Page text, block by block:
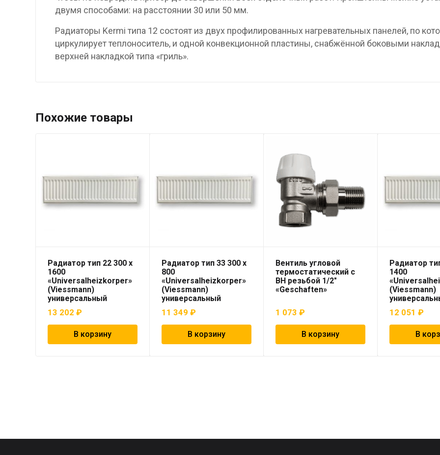
двумя способами: на расстоянии 30 или 50 мм.
Радиаторы Kermi типа 12 состоят из двух профилированных нагревательных панелей, по
циркулирует теплоноситель, и одной конвекционной пластины, снабжённой боковыми
верхней накладкой типа «гриль».
Похожие товары
Радиатор тип 22 300 x
1600
«Universalheizkorper»
(Viessmann)
универсальный
13 202 ₽
В корзину
Радиатор тип 33 300 x
800
«Universalheizkorper»
(Viessmann)
универсальный
11 349₽
В корзину
Вентиль угловой
термостатический с
ВН резьбой 1/2″
«Geschaften»
1 073₽
В корзину
Радиатор
1400
(Viessmann)
12 051₽
В